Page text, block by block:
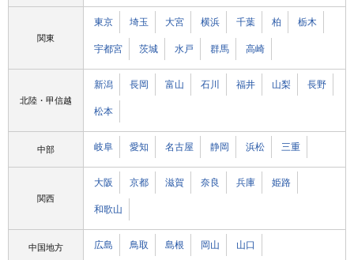
関東
東京 埼玉 大宮 横浜 千葉 柏 栃木
宇都宮 茨城 水戸 群馬 高崎
北陸・甲信越
新潟 長岡 富山 石川 福井 山梨 長野
松本
中部 岐阜 愛知 名古屋 静岡 浜松 三重
関西
大阪 京都 滋賀 奈良 兵庫 姫路
和歌山
中国地方 広島 鳥取 島根 岡山 山口